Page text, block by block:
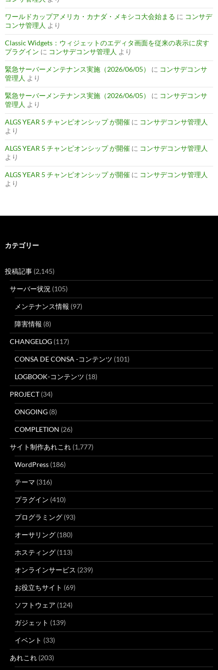
ワールドカップアメリカ・カナダ・メキシコ大会始まる に コンサデ
コンサ管理人 より
Classic Widgets：ウィジェットのエディタ画面を従来の表示に戻す
プラグイン に コンサデコンサ管理人 より
緊急サーバーメンテナンス実施（2026/06/05） に コンサデコンサ
管理人 より
緊急サーバーメンテナンス実施（2026/06/05） に コンサデコンサ
管理人 より
ALGS YEAR 5 チャンピオンシップ が開催 に コンサデコンサ管理人
より
ALGS YEAR 5 チャンピオンシップ が開催 に コンサデコンサ管理人
より
ALGS YEAR 5 チャンピオンシップ が開催 に コンサデコンサ管理人
より
カテゴリー
投稿記事 (2,145)
サーバー状況 (105)
メンテナンス情報 (97)
障害情報 (8)
CHANGELOG (117)
CONSA DE CONSA -コンテンツ (101)
LOGBOOK-コンテンツ (18)
PROJECT (34)
ONGOING (8)
COMPLETION (26)
サイト制作あれこれ (1,777)
WordPress (186)
テーマ (316)
プラグイン (410)
プログラミング (93)
オーサリング (180)
ホスティング (113)
オンラインサービス (239)
お役立ちサイト (69)
ソフトウェア (124)
ガジェット (139)
イベント (33)
あれこれ (203)